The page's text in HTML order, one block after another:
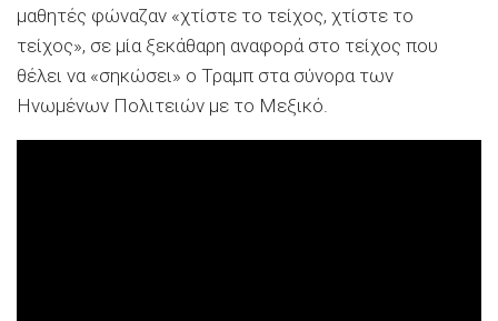
μαθητές φώναζαν «χτίστε το τείχος, χτίστε το
τείχος», σε μία ξεκάθαρη αναφορά στο τείχος που
θέλει να «σηκώσει» ο Τραμπ στα σύνορα των
Ηνωμένων Πολιτειών με το Μεξικό.